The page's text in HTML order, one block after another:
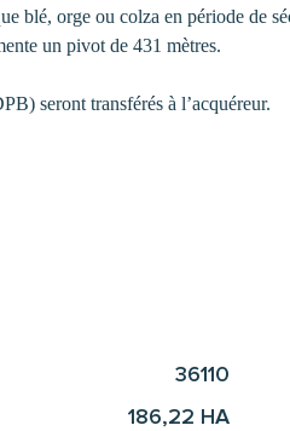
blé, orge ou colza en période de
un pivot de 431 mètres.
seront transférés à l’acquéreur.
36110
186,22 HA